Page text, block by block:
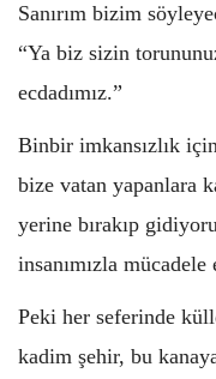
Sanırım bizim
“Ya biz sizin
ecdadımız.”
Binbir imkansızlık
bize vatan yapanlara
yerine bırakıp
insanımızla
Peki her seferinde
kadim şehir, bu